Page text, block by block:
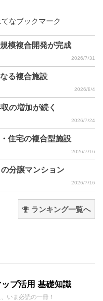
てなブックマーク
模複合開発が完成
2026/7/31
る複合施設
2026/8/4
の増加が続く
2026/7/24
住宅の複合型施設
2026/7/16
分譲マンション
2026/7/16
ランキング一覧へ
プ活用 基礎知識
いま必読の一冊！